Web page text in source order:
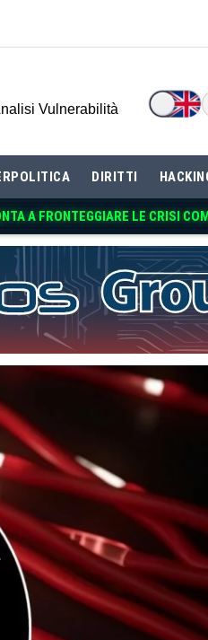
Vulnerabilità
DIRITTI
A FRONTEGGIARE LE CRISI